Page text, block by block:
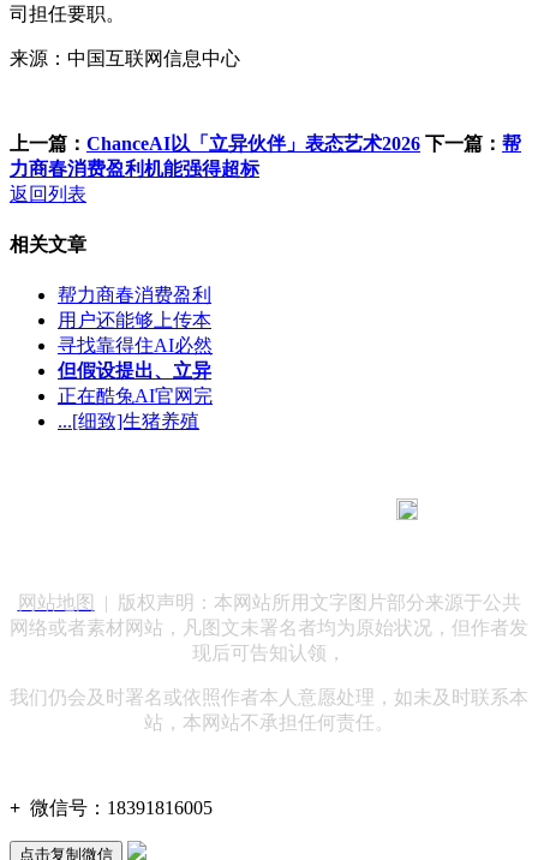
司担任要职。
来源：中国互联网信息中心
上一篇： ChanceAI以「立异伙伴」表态艺术2026 下一篇： 帮
力商春消费盈利机能强得超标
返回列表
相关文章
帮力商春消费盈利
用户还能够上传本
寻找靠得住AI必然
但假设提出、立异
正在酷兔AI官网完
...[细致]生猪养殖
网站地图
| 版权声明：本网站所用文字图片部分来源于公共
网络或者素材网站，凡图文未署名者均为原始状况，但作者发
现后可告知认领，
我们仍会及时署名或依照作者本人意愿处理，如未及时联系本
站，本网站不承担任何责任。
+ 微信号： 18391816005
点击复制微信